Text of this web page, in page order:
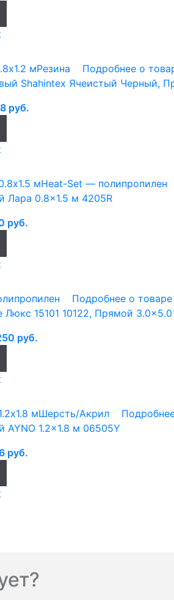
мРезина
Подробнее о
Shahintex Ячеистый Черный,
руб.
мHeat-Set — полипропилен
Лара 0.8×1.5 м 4205R
руб.
Подробнее о товаре
Люкс 15101 10122, Прямой
руб.
мШерсть/Акрил
AYNO 1.2×1.8 м 06505Y
руб.